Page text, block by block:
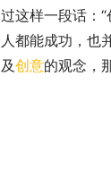
过这样一段话：
人都能成功，也
及创意的观念，